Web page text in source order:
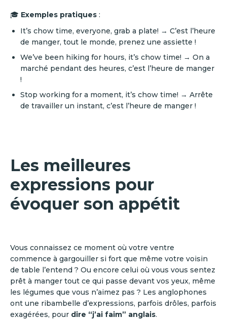
🎓 Exemples pratiques :
It’s chow time, everyone, grab a plate! → C’est l’heure
de manger, tout le monde, prenez une assiette !
We’ve been hiking for hours, it’s chow time! → On a
marché pendant des heures, c’est l’heure de manger
!
Stop working for a moment, it’s chow time! → Arrête
de travailler un instant, c’est l’heure de manger !
Les meilleures
expressions pour
évoquer son appétit
Vous connaissez ce moment où votre ventre
commence à gargouiller si fort que même votre voisin
de table l’entend ? Ou encore celui où vous vous sentez
prêt à manger tout ce qui passe devant vos yeux, même
les légumes que vous n’aimez pas ? Les anglophones
ont une ribambelle d’expressions, parfois drôles, parfois
exagérées, pour dire “j’ai faim” anglais.